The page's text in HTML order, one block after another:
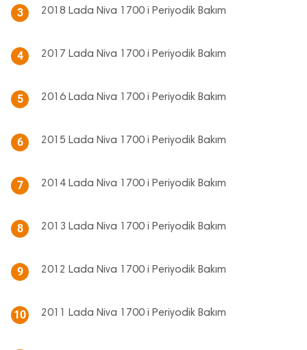
3 2018 Lada Niva 1700 i Periyodik Bakım
4 2017 Lada Niva 1700 i Periyodik Bakım
5 2016 Lada Niva 1700 i Periyodik Bakım
6 2015 Lada Niva 1700 i Periyodik Bakım
7 2014 Lada Niva 1700 i Periyodik Bakım
8 2013 Lada Niva 1700 i Periyodik Bakım
9 2012 Lada Niva 1700 i Periyodik Bakım
10 2011 Lada Niva 1700 i Periyodik Bakım